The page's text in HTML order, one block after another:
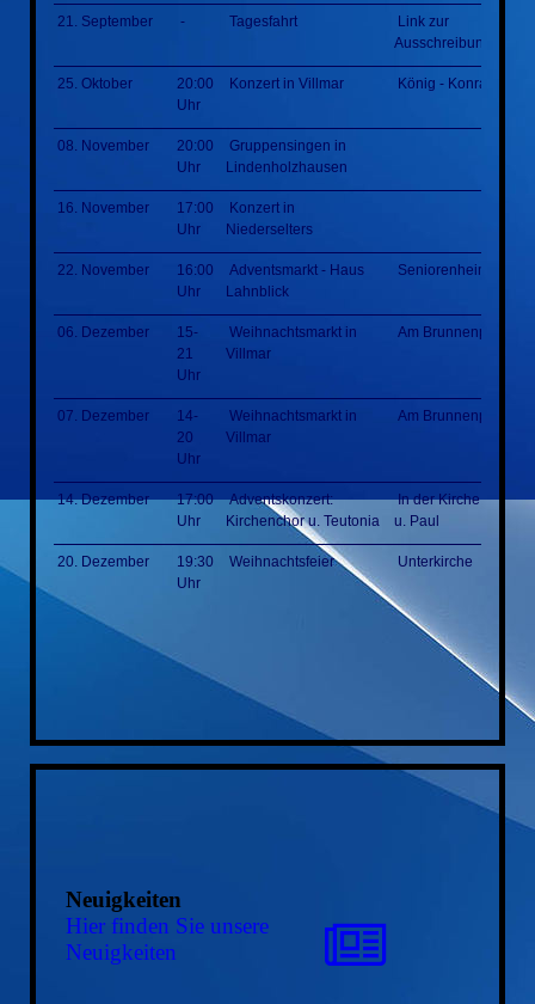
21. September - Tagesfahrt
Link zur
Ausschreibung
25. Oktober
20:00
Uhr
Konzert in Villmar König - Konrad -
08. November
20:00
Uhr
Gruppensingen in
Lindenholzhausen
16. November
17:00
Uhr
Konzert in
Niederselters
22. November
16:00
Uhr
Adventsmarkt - Haus
Lahnblick
Seniorenheim
06. Dezember
15-
21
Uhr
Weihnachtsmarkt in
Villmar
Am Brunnenplatz
07. Dezember
14-
20
Uhr
Weihnachtsmarkt in
Villmar
Am Brunnenplatz
14. Dezember
17:00
Uhr
Adventskonzert:
Kirchenchor u. Teutonia
In der Kirche St.
u. Paul
20. Dezember
19:30
Uhr
Weihnachtsfeier Unterkirche
Neuigkeiten
Hier finden Sie unsere
Neuigkeiten